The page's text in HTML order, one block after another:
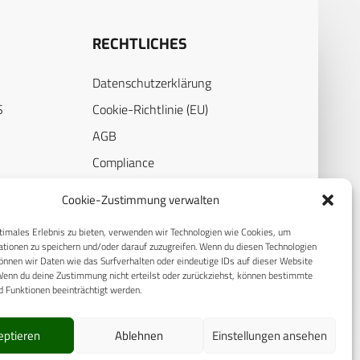
Cookie-Zustimmung verwalten
Erlebnis zu bieten, verwenden wir Technologien wie Cookies, um
zu speichern und/oder darauf zuzugreifen. Wenn du diesen Technologien
wir Daten wie das Surfverhalten oder eindeutige IDs auf dieser Website
du deine Zustimmung nicht erteilst oder zurückziehst, können bestimmte
Funktionen beeinträchtigt werden.
Ablehnen Einstellungen ansehen
RECHTLICHES
Datenschutzerklärung
Cookie-Richtlinie (EU)
AGB
Compliance